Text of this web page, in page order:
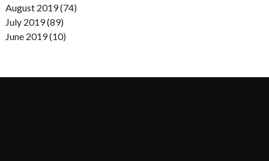
August 2019 (74)
July 2019 (89)
June 2019 (10)